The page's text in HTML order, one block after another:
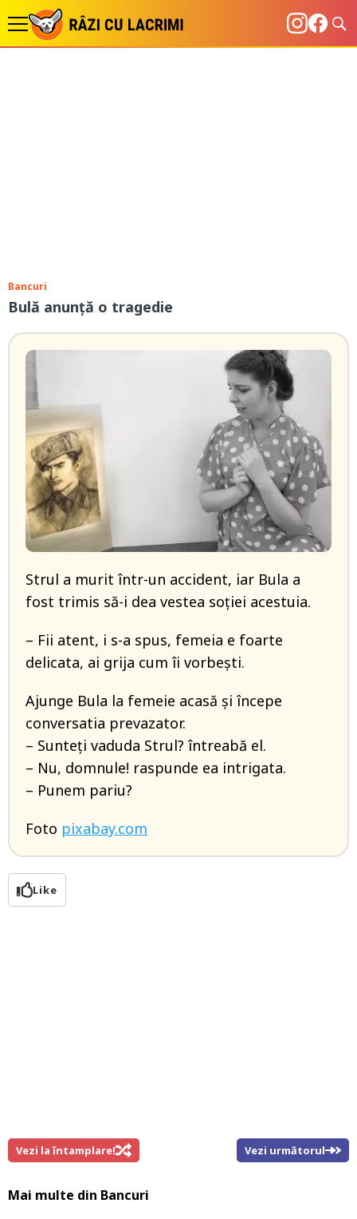
Bancuri
Bulă anunță o tragedie
Strul a murit într-un accident, iar Bula a
fost trimis să-i dea vestea soției acestuia.
– Fii atent, i s-a spus, femeia e foarte
delicata, ai grija cum îi vorbești.
Ajunge Bula la femeie acasă și începe
conversatia prevazator.
– Sunteți vaduda Strul? întreabă el.
– Nu, domnule! raspunde ea intrigata.
– Punem pariu?
Foto pixabay.com
Like
Vezi la întamplare! Vezi următorul
Mai multe din Bancuri